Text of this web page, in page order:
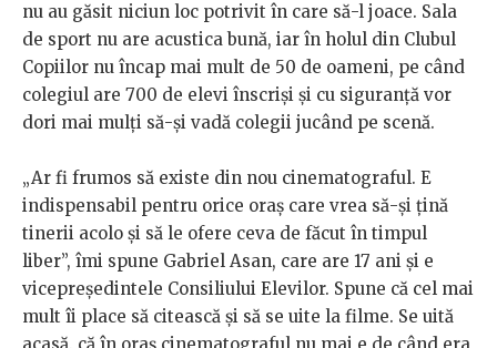
nu au găsit niciun loc potrivit în care să-l joace. Sala
de sport nu are acustica bună, iar în holul din Clubul
Copiilor nu încap mai mult de 50 de oameni, pe când
colegiul are 700 de elevi înscriși și cu siguranță vor
dori mai mulți să-și vadă colegii jucând pe scenă.
„Ar fi frumos să existe din nou cinematograful. E
indispensabil pentru orice oraș care vrea să-și țină
tinerii acolo și să le ofere ceva de făcut în timpul
liber”, îmi spune Gabriel Asan, care are 17 ani și e
vicepreședintele Consiliului Elevilor. Spune că cel mai
mult îi place să citească și să se uite la filme. Se uită